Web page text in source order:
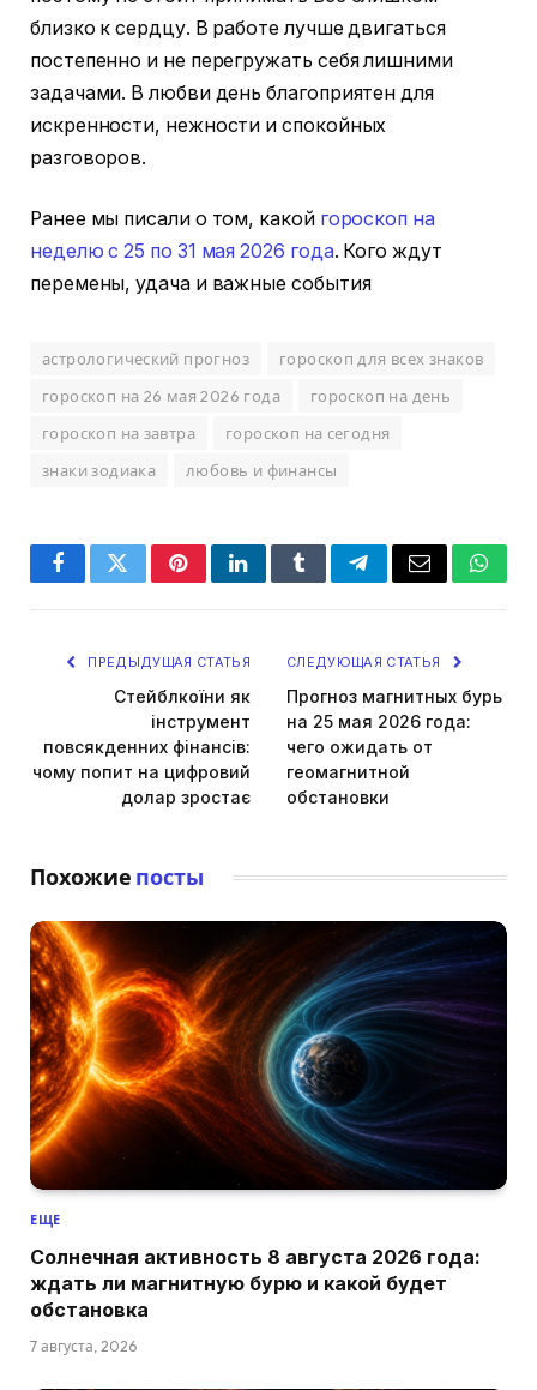
близко к сердцу. В работе лучше двигаться
постепенно и не перегружать себя лишними
задачами. В любви день благоприятен для
искренности, нежности и спокойных
разговоров.
Ранее мы писали о том, какой гороскоп на
неделю с 25 по 31 мая 2026 года. Кого ждут
перемены, удача и важные события
астрологический прогноз
гороскоп для всех знаков
гороскоп на 26 мая 2026 года
гороскоп на день
гороскоп на завтра
гороскоп на сегодня
знаки зодиака
любовь и финансы
FacebookTwitterPinterestLinkedInTumblrTelegramEmail
ПРЕДЫДУЩАЯ СТАТЬЯ
Стейблкоїни як
інструмент
повсякденних фінансів:
чому попит на цифровий
долар зростає
СЛЕДУЮЩАЯ СТАТЬЯ
Прогноз магнитных бурь
на 25 мая 2026 года:
чего ожидать от
геомагнитной
обстановки
Похожие посты
ЕЩЕ
Солнечная активность 8 августа 2026 года:
ждать ли магнитную бурю и какой будет
обстановка
7 августа, 2026